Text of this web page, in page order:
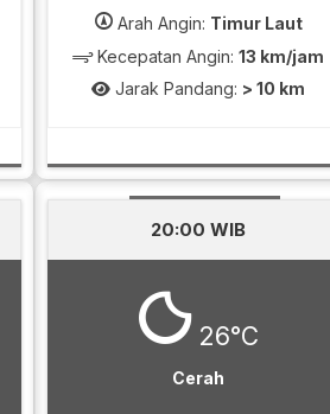
Arah Angin: Timur Laut
Kecepatan Angin:13 km/jam
Jarak Pandang: > 10 km
20:00 WIB
26°C
Cerah